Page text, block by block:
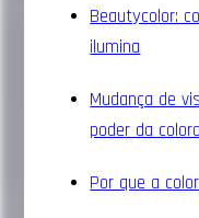
Beautycolor:
ilumina
Mudança de
poder da
Por que a